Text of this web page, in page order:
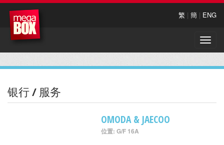
繁 | 簡 | ENG
Toggle
银行 / 服务
OMODA & JAECOO
位置: G/F 16A